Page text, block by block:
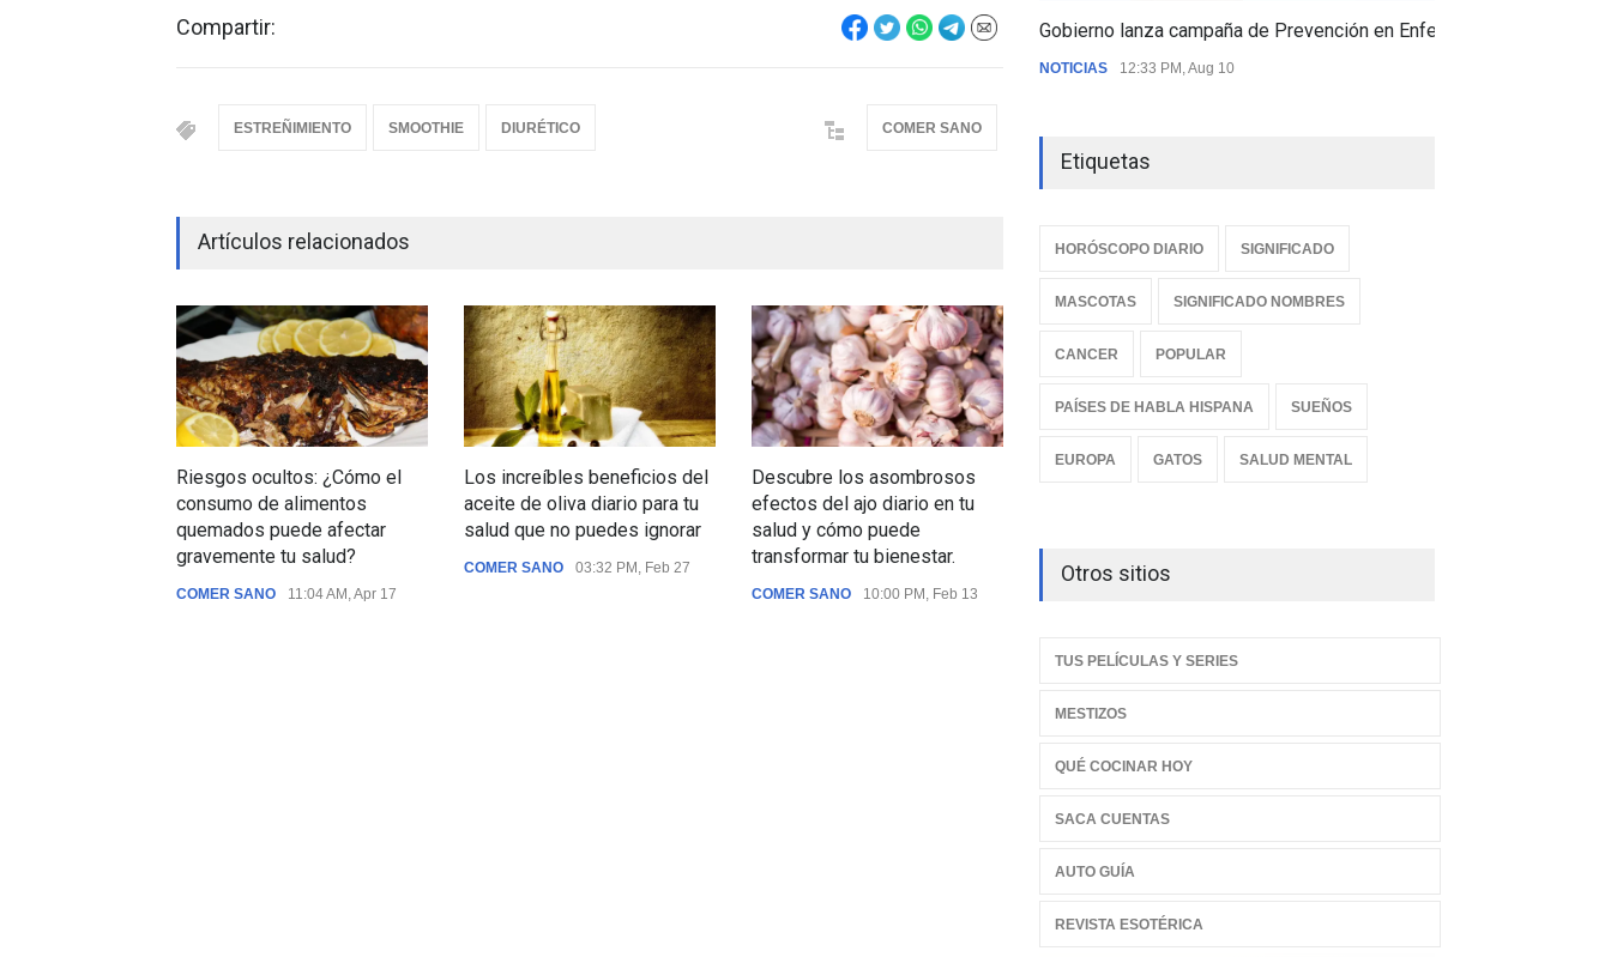
Compartir:
ESTREÑIMIENTO SMOOTHIE DIURÉTICO COMER SANO
Artículos relacionados
Riesgos ocultos: ¿Cómo el
consumo de alimentos
quemados puede afectar
gravemente tu salud?
COMER SANO 11:04 AM, Apr 17
Los increíbles beneficios del
aceite de oliva diario para tu
salud que no puedes ignorar
COMER SANO 03:32 PM, Feb 27
Descubre los asombrosos
efectos del ajo diario en tu
salud y cómo puede
transformar tu bienestar.
COMER SANO 10:00 PM, Feb 13
enfermedades crónicas
según los expertos en
nutrición.
Gobierno lanza campaña de Prevención en Enfermedades
NOTICIAS 12:33 PM, Aug 10
Etiquetas
HORÓSCOPO DIARIO SIGNIFICADO
MASCOTAS SIGNIFICADO NOMBRES
CANCER POPULAR
PAÍSES DE HABLA HISPANA SUEÑOS
EUROPA GATOS SALUD MENTAL
Otros sitios
TUS PELÍCULAS Y SERIES
MESTIZOS
QUÉ COCINAR HOY
SACA CUENTAS
AUTO GUÍA
REVISTA ESOTÉRICA